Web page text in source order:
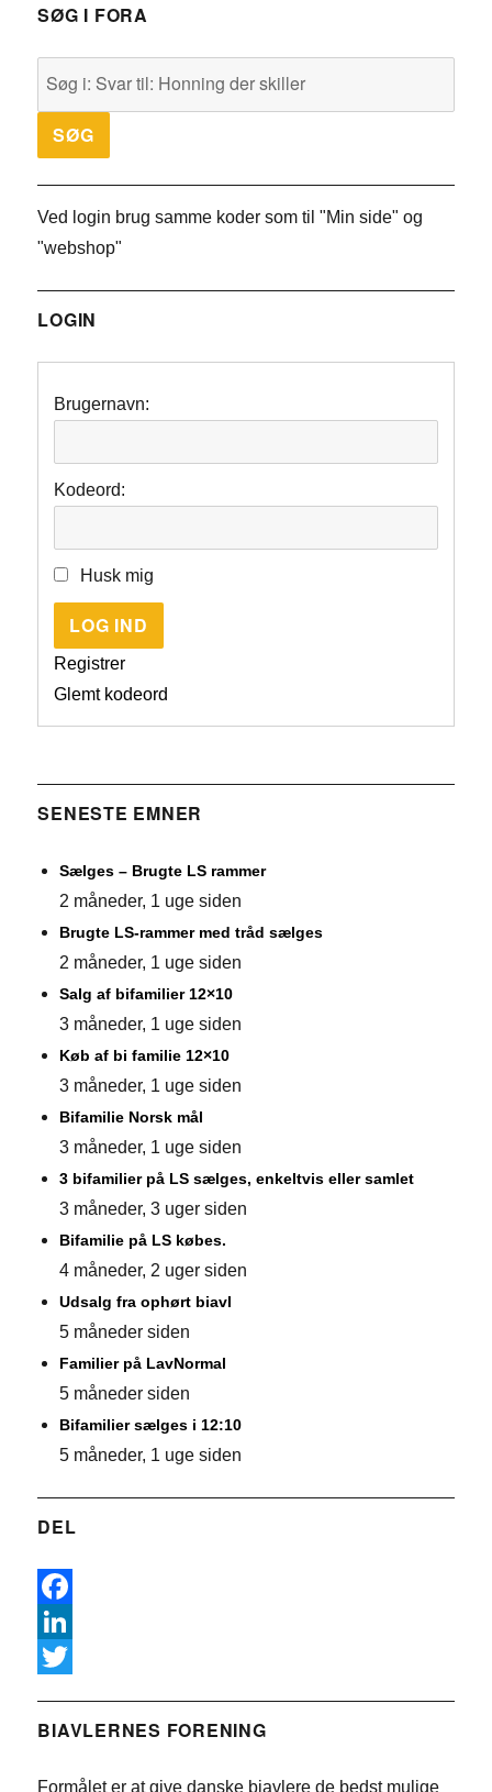
SØG I FORA
Ved login brug samme koder som til "Min side" og
"webshop"
LOGIN
Brugernavn:
Kodeord:
Husk mig
LOG IND
Registrer
Glemt kodeord
SENESTE EMNER
Sælges – Brugte LS rammer
2 måneder, 1 uge siden
Brugte LS-rammer med tråd sælges
2 måneder, 1 uge siden
Salg af bifamilier 12×10
3 måneder, 1 uge siden
Køb af bi familie 12×10
3 måneder, 1 uge siden
Bifamilie Norsk mål
3 måneder, 1 uge siden
3 bifamilier på LS sælges, enkeltvis eller samlet
3 måneder, 3 uger siden
Bifamilie på LS købes.
4 måneder, 2 uger siden
Udsalg fra ophørt biavl
5 måneder siden
Familier på LavNormal
5 måneder siden
Bifamilier sælges i 12:10
5 måneder, 1 uge siden
DEL
F
a
e
L
n
w
BIAVLERNES FORENING
Formålet er at give danske biavlere de bedst mulige